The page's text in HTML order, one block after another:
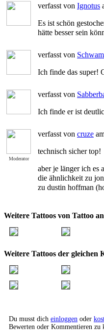
verfasst von Ignotus
Es ist schön
hätte besser sein
verfasst von
Ich finde das super!
verfasst von
Ich finde er ist
Moderator
verfasst von cruze
technisch sicher top!
aber je länger ich es
die ähnlichkeit zu
zu dustin hoffman
Weitere Tattoos von Tattoo
Weitere Tattoos der gleichen
Du musst dich einloggen oder
Bewerten oder Kommentieren zu